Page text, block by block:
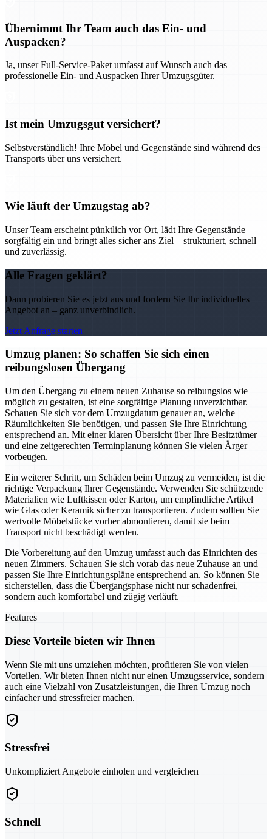
Übernimmt Ihr Team auch das Ein- und
Auspacken?
Ja, unser Full-Service-Paket umfasst auf Wunsch auch das
professionelle Ein- und Auspacken Ihrer Umzugsgüter.
Ist mein Umzugsgut versichert?
Selbstverständlich! Ihre Möbel und Gegenstände sind während des
Transports über uns versichert.
Wie läuft der Umzugstag ab?
Unser Team erscheint pünktlich vor Ort, lädt Ihre Gegenstände
sorgfältig ein und bringt alles sicher ans Ziel – strukturiert, schnell
und zuverlässig.
Alle Fragen geklärt?
Dann probieren Sie es jetzt aus und fordern Sie Ihr individuelles
Angebot an – ganz unverbindlich.
Jetzt Anfrage starten
Umzug planen: So schaffen Sie sich einen
reibungslosen Übergang
Um den Übergang zu einem neuen Zuhause so reibungslos wie
möglich zu gestalten, ist eine sorgfältige Planung unverzichtbar.
Schauen Sie sich vor dem Umzugdatum genauer an, welche
Räumlichkeiten Sie benötigen, und passen Sie Ihre Einrichtung
entsprechend an. Mit einer klaren Übersicht über Ihre Besitztümer
und eine zeitgerechten Terminplanung können Sie vielen Ärger
vorbeugen.
Ein weiterer Schritt, um Schäden beim Umzug zu vermeiden, ist die
richtige Verpackung Ihrer Gegenstände. Verwenden Sie schützende
Materialien wie Luftkissen oder Karton, um empfindliche Artikel
wie Glas oder Keramik sicher zu transportieren. Zudem sollten Sie
wertvolle Möbelstücke vorher abmontieren, damit sie beim
Transport nicht beschädigt werden.
Die Vorbereitung auf den Umzug umfasst auch das Einrichten des
neuen Zimmers. Schauen Sie sich vorab das neue Zuhause an und
passen Sie Ihre Einrichtungspläne entsprechend an. So können Sie
sicherstellen, dass die Übergangsphase nicht nur schadenfrei,
sondern auch komfortabel und zügig verläuft.
Features
Diese Vorteile bieten wir Ihnen
Wenn Sie mit uns umziehen möchten, profitieren Sie von vielen
Vorteilen. Wir bieten Ihnen nicht nur einen Umzugsservice, sondern
auch eine Vielzahl von Zusatzleistungen, die Ihren Umzug noch
einfacher und stressfreier machen.
Stressfrei
Unkompliziert Angebote einholen und vergleichen
Schnell